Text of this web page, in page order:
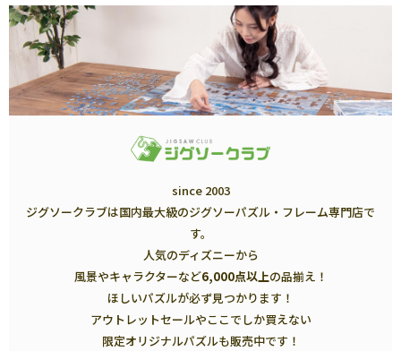
since 2003
ジグソークラブは国内最大級のジグソーパズル・フレーム専門店で
す。
人気のディズニーから
風景やキャラクターなど6,000点以上の品揃え！
ほしいパズルが必ず見つかります！
アウトレットセールやここでしか買えない
限定オリジナルパズルも販売中です！